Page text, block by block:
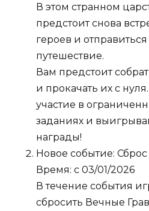
В этом странном
предстоит снова
героев и
путешествие.
Вам предстоит
и прокачать их с
участие в
заданиях и
награды!
Новое событие:
Время: с 03/01/2026
В течение события
сбросить Вечные